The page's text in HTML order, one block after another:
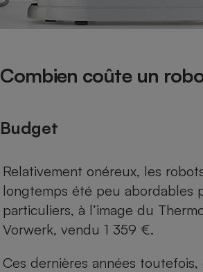
Combien coûte un
Budget
Relativement onéreux, les
longtemps été peu abordables
particuliers, à l’image du
Vorwerk, vendu 1 359 €.
Ces dernières années toutefois,